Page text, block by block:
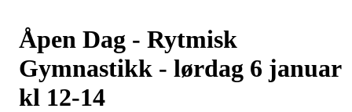
Åpen Dag - Rytmisk
Gymnastikk - lørdag 6 januar
kl 12-14